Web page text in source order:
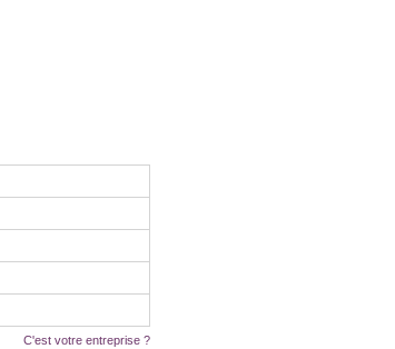
C'est votre entreprise ?